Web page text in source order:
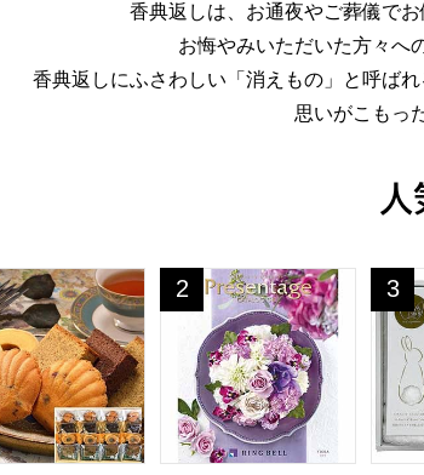
香典返しは、お通夜やご葬儀で
お悔やみいただいた方々へ
香典返しにふさわしい「消えもの」と呼ば
思いがこもっ
イーツポート 港の風に吹かれて【年間ギフト】
プレゼンテージ ビオラ【カ
2
位
昭和
3
位